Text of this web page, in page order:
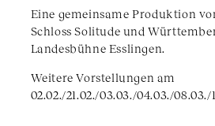
Eine gemeinsame Produktion
Schloss Solitude und
Landesbühne Esslingen.
Weitere Vorstellungen am
02.02./21.02./03.03./04.03./08.03./